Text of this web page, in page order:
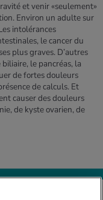
et venir «seulement»
Environ un adulte sur
intolérances
le cancer du
plus graves. D’autres
le pancréas, la
de fortes douleurs
de calculs. Et
causer des douleurs
de kyste ovarien, de